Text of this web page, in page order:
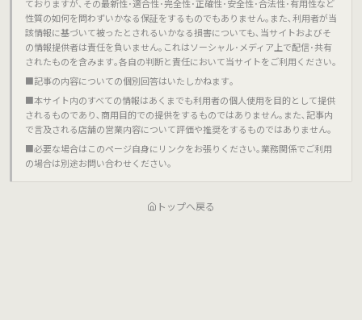
ておりますが､その最新性･適合性･完全性･正確性･安全性･合法性･有用性など
性質の如何を問わずいかなる保証をするものでもありません｡また､利用者が当
該情報に基づいて被ったとされるいかなる損害についても､当サイトおよびそ
の情報提供者は責任を負いません｡これはソーシャル･メディア上で配信･共有
されたものを含みます｡各自の判断と責任において当サイトをご利用ください｡
■記事の内容についての個別回答はいたしかねます｡
■本サイト内のすべての情報はあくまでも利用者の個人使用を目的として提供
されるものであり､商用目的での提供をするものではありません｡また､記事内
で言及される店舗の営業内容について評価や推奨をするものではありません｡
■必要な場合はこのページ自身にリンクをお張りください｡業務関係でご利用
の場合は別途お問い合わせください｡
トップへ戻る